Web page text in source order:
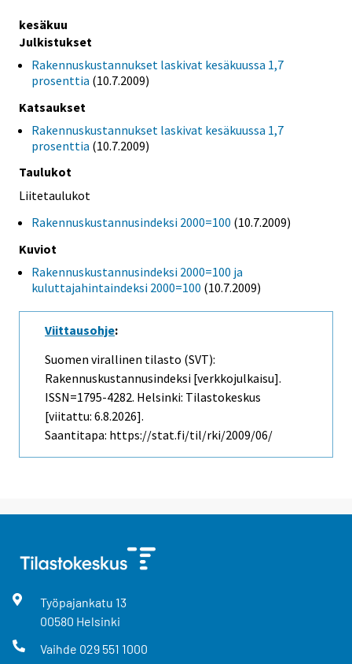
kesäkuu
Julkistukset
Rakennuskustannukset laskivat kesäkuussa 1,7
prosenttia (10.7.2009)
Katsaukset
Rakennuskustannukset laskivat kesäkuussa 1,7
prosenttia (10.7.2009)
Taulukot
Liitetaulukot
Rakennuskustannusindeksi 2000=100 (10.7.2009)
Kuviot
Rakennuskustannusindeksi 2000=100 ja
kuluttajahintaindeksi 2000=100 (10.7.2009)
Viittausohje:
Suomen virallinen tilasto (SVT):
Rakennuskustannusindeksi [verkkojulkaisu].
ISSN=1795-4282. Helsinki: Tilastokeskus
[viitattu: 6.8.2026].
Saantitapa: https://stat.fi/til/rki/2009/06/
Työpajankatu 13
00580 Helsinki
Vaihde 029 551 1000